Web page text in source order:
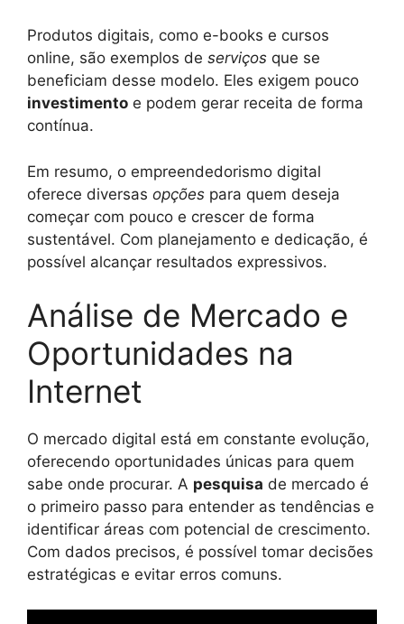
Produtos digitais, como e-books e cursos
online, são exemplos de serviços que se
beneficiam desse modelo. Eles exigem pouco
investimento e podem gerar receita de forma
contínua.
Em resumo, o empreendedorismo digital
oferece diversas opções para quem deseja
começar com pouco e crescer de forma
sustentável. Com planejamento e dedicação, é
possível alcançar resultados expressivos.
Análise de Mercado e
Oportunidades na
Internet
O mercado digital está em constante evolução,
oferecendo oportunidades únicas para quem
sabe onde procurar. A pesquisa de mercado é
o primeiro passo para entender as tendências e
identificar áreas com potencial de crescimento.
Com dados precisos, é possível tomar decisões
estratégicas e evitar erros comuns.